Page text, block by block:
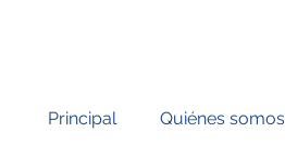
Principal Quiénes somos